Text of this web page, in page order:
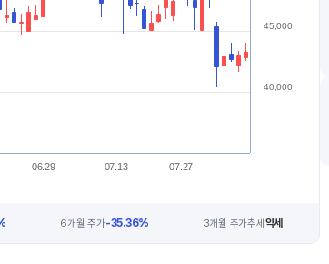
06.29 07.13 07.27
40,000
45,000
6개월 주가-35.36% 3개월 주가추세약세